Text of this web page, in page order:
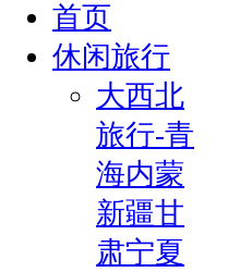
首页
休闲旅行
大西北
旅行-青
海内蒙
新疆甘
肃宁夏